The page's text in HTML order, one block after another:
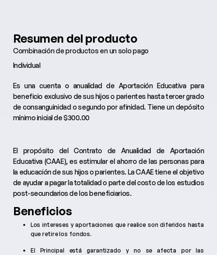
Resumen del producto
Combinación de productos en un solo pago
Individual
Es una cuenta o anualidad de Aportación Educativa para
beneficio exclusivo de sus hijos o parientes hasta tercer grado
de consanguinidad o segundo por afinidad. Tiene un depósito
mínimo inicial de $300.00
El propósito del Contrato de Anualidad de Aportación
Educativa (CAAE), es estimular el ahorro de las personas para
la educación de sus hijos o parientes. La CAAE tiene el objetivo
de ayudar a pagar la totalidad o parte del costo de los estudios
post-secundarios de los beneficiarios.
Beneficios
Los intereses y aportaciones que realice son diferidos hasta
que retire los fondos.
El Principal está garantizado y no se afecta por las